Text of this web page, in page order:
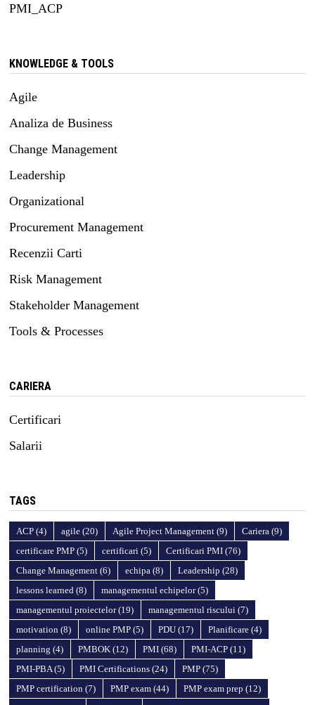
PMI_ACP
KNOWLEDGE & TOOLS
Agile
Analiza de Business
Change Management
Leadership
Organizational
Procurement Management
Recenzii Carti
Risk Management
Stakeholder Management
Tools & Processes
CARIERA
Certificari
Salarii
TAGS
ACP(4) agile(20) Agile Project Management(9) Cariera (9)
certificare PMP(5) certificari (5) Certificari PMI(76)
Change Management(6) echipa (8) Leadership (28)
lessons learned (8) managementul echipelor(5)
managementul proiectelor(19) managementul riscului (7)
motivation (8) online PMP(5) PDU(17) Planificare(4)
planning (4) PMBOK(12) PMI(68) PMI-ACP(11)
PMI-PBA(5) PMI Certifications(24) PMP(75)
PMP certification (7) PMP exam(44) PMP exam prep (12)